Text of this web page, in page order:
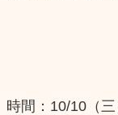
時間：10/10（